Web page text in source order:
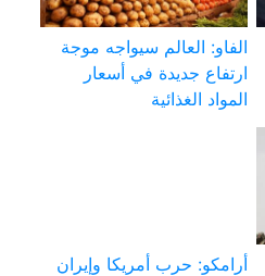
الفاو: العالم سيواجه موجة
ارتفاع جديدة في أسعار
المواد الغذائية
أرامكو: حرب أمريكا وإيران